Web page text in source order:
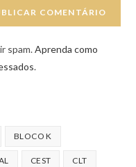
spam.Aprenda como
.
BLOCO K
CEST CLT